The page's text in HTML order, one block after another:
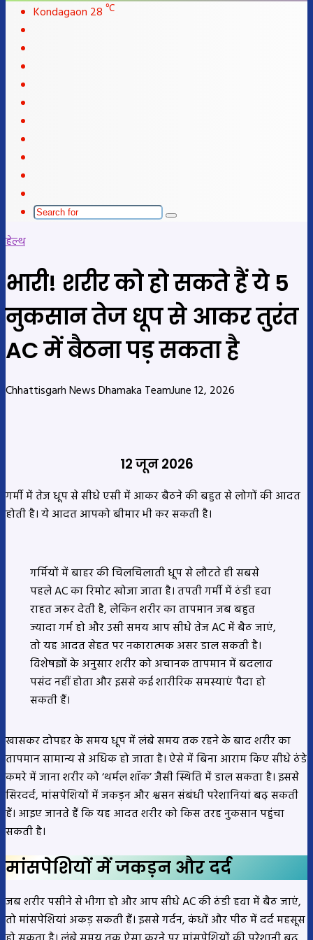
Kondagaon 28 ℃
skin
Search
हेल्थ
भारी! शरीर को हो सकते हैं ये 5
नुकसान तेज धूप से आकर तुरंत
AC में बैठना पड़ सकता है
Chhattisgarh News Dhamaka TeamJune 12, 2026
12 जून 2026
गर्मी में तेज धूप से सीधे एसी में आकर बैठने की बहुत से लोगों की आदत
होती है। ये आदत आपको बीमार भी कर सकती है।
गर्मियों में बाहर की चिलचिलाती धूप से लौटते ही सबसे
पहले AC का रिमोट खोजा जाता है। तपती गर्मी में ठंडी हवा
राहत जरूर देती है, लेकिन शरीर का तापमान जब बहुत
ज्यादा गर्म हो और उसी समय आप सीधे तेज AC में बैठ जाएं,
तो यह आदत सेहत पर नकारात्मक असर डाल सकती है।
विशेषज्ञों के अनुसार शरीर को अचानक तापमान में बदलाव
पसंद नहीं होता और इससे कई शारीरिक समस्याएं पैदा हो
सकती हैं।
खासकर दोपहर के समय धूप में लंबे समय तक रहने के बाद शरीर का
तापमान सामान्य से अधिक हो जाता है। ऐसे में बिना आराम किए सीधे ठंडे
कमरे में जाना शरीर को ‘थर्मल शॉक’ जैसी स्थिति में डाल सकता है। इससे
सिरदर्द, मांसपेशियों में जकड़न और श्वसन संबंधी परेशानियां बढ़ सकती
हैं। आइए जानते हैं कि यह आदत शरीर को किस तरह नुकसान पहुंचा
सकती है।
मांसपेशियों में जकड़न और दर्द
जब शरीर पसीने से भीगा हो और आप सीधे AC की ठंडी हवा में बैठ जाएं,
तो मांसपेशियां अकड़ सकती हैं। इससे गर्दन, कंधों और पीठ में दर्द महसूस